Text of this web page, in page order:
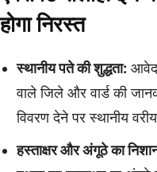
होगा निरस्त
स्थानीय पते की शुद्धता:
वाले जिले और वार्ड की
विवरण देने पर स्थानीय
हस्ताक्षर और अंगूठे का